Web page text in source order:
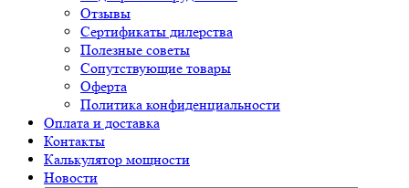
Отзывы
Сертификаты дилерства
Полезные советы
Сопутствующие товары
Оферта
Политика конфиденциальности
Оплата и доставка
Контакты
Калькулятор мощности
Новости